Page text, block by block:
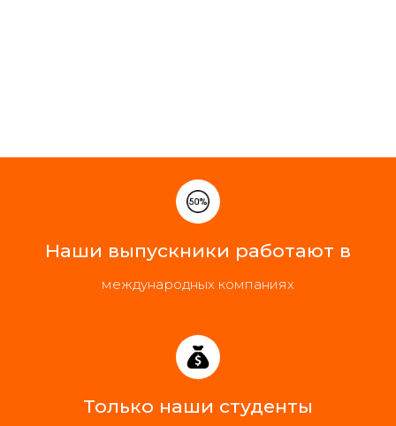
Наши выпускники работают в
международных компаниях
Только наши студенты